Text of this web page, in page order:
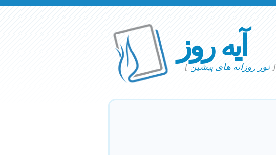
آیه روز
[نور روزانه های پیشین]